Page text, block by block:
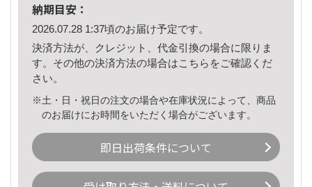
納期目安：
2026.07.28 1:37頃のお届け予定です。
決済方法が、クレジット、代金引換の場合に限りま
す。その他の決済方法の場合はこちら をご確認くだ
さい。
※土・日・祝日の注文の場合や在庫状況によって、商品
のお届けにお時間をいただく場合がございます。
即日出荷条件について